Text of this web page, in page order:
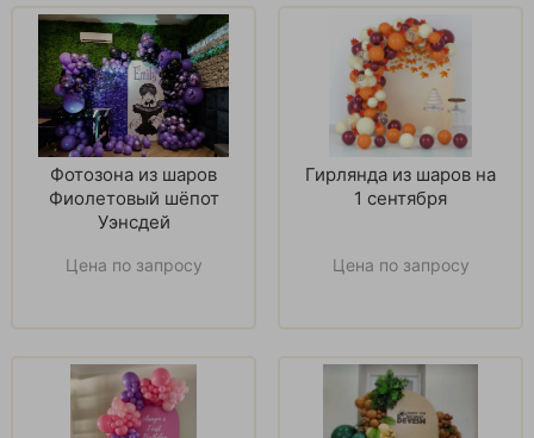
Фотозона из шаров
Фиолетовый шёпот
Уэнсдей
Цена по запросу
Гирлянда из шаров на
1 сентября
Цена по запросу